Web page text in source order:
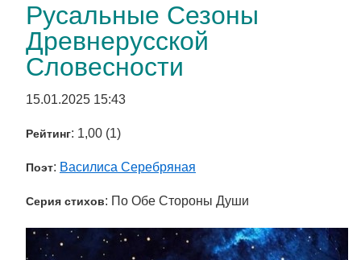
Русальные Сезоны
Древнерусской
Словесности
15.01.2025 15:43
Рейтинг: 1,00 (1)
Поэт: Василиса Серебряная
Серия стихов: По Обе Стороны Души